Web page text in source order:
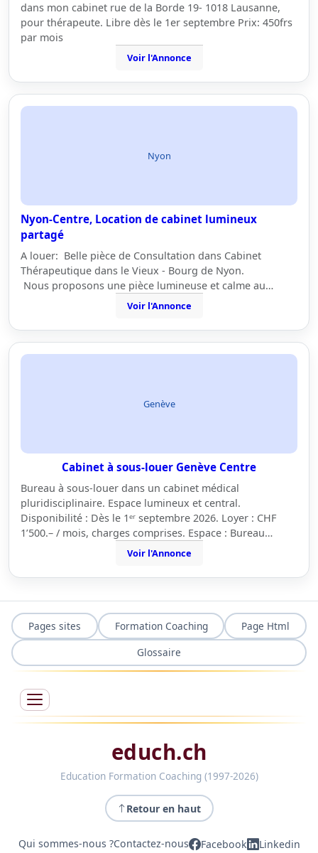
dans mon cabinet rue de la Borde 19- 1018 Lausanne,
pour thérapeute. Libre dès le 1er septembre Prix: 450frs
par mois
Voir l'Annonce
Nyon
Nyon-Centre, Location de cabinet lumineux
partagé
A louer: Belle pièce de Consultation dans Cabinet
Thérapeutique dans le Vieux - Bourg de Nyon.
Nous proposons une pièce lumineuse et calme au…
Voir l'Annonce
Genève
Cabinet à sous-louer Genève Centre
Bureau à sous-louer dans un cabinet médical
pluridisciplinaire. Espace lumineux et central.
Disponibilité : Dès le 1ᵉʳ septembre 2026. Loyer : CHF
1’500.– / mois, charges comprises. Espace : Bureau…
Voir l'Annonce
Pages sites Formation Coaching
Page Html
Glossaire
educh.ch
Education Formation Coaching (1997-2026)
Retour en haut
Qui sommes-nous ?Contactez-nous Facebook Linkedin